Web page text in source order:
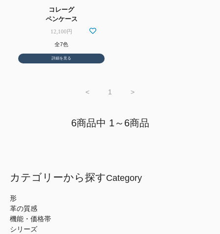
コレーグ
ペンケース
12,100円
全7色
詳細を見る
< 1 >
6商品中 1～6商品
カテゴリーから探すCategory
形
革の質感
機能・価格帯
シリーズ